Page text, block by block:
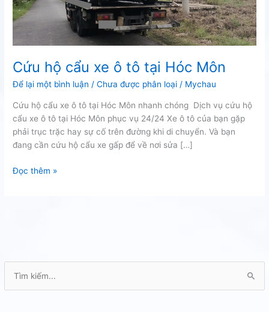
Cứu hộ cẩu xe ô tô tại Hóc Môn
Để lại một bình luận /Chưa được phân loại / Mychau
Cứu hộ cẩu xe ô tô tại Hóc Môn nhanh chóng Dịch vụ cứu hộ
cẩu xe ô tô tại Hóc Môn phục vụ 24/24 Xe ô tô của bạn gặp
phải trục trặc hay sự cố trên đường khi di chuyển. Và bạn
đang cần cứu hộ cẩu xe gấp để về nơi sửa […]
Cứu
Hóc
Môn
Đọc thêm »